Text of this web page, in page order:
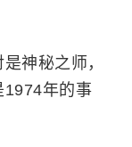
神秘之师，
1974年的事